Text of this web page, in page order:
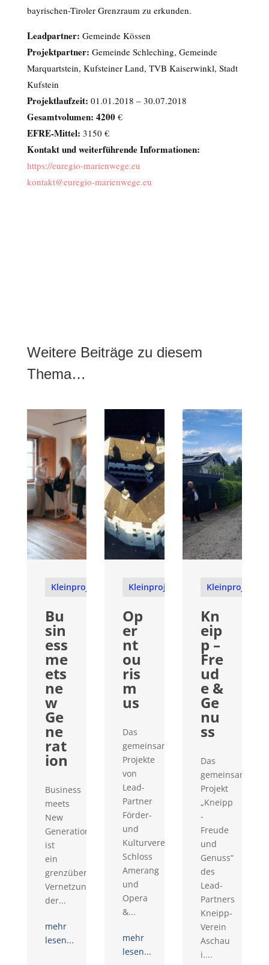
bayrischen-Tiroler Grenzraum zu erkunden.
Leadpartner: Gemeinde Kössen
Projektpartner: Gemeinde Schleching, Gemeinde
Marquartstein, Kufsteiner Land, TVB Kaiserwinkl, Stadt
Kufstein
Projektlaufzeit: 01.01.2018 – 30.07.2018
Gesamtvolumen: 4200 €
EFRE-Mittel: 3150 €
Kontakt und weiterführende Informationen:
https://euregio-marienwege.eu
kontakt@euregio-marienwege.eu
Weitere Beiträge zu diesem
Thema…
Kleinprojekte
Bu
sin
ess
me
ets
ne
w
Ge
ne
rat
ion
Business
meets
New
Generation
ist
ein
grenzüberschreitendes
Vernetzungsprojekt
der...
mehr
lesen...
Kleinprojekte
Op
er
nt
ou
ris
m
us
Das
gemeinsame
Projekte
von
Lead-
Partner
Förder-
und
Kulturverein
Schloss
Amerang
und
Opera
&...
mehr
lesen...
Kleinprojekte
Kn
eip
p –
Fre
ud
e &
Ge
nu
ss
Das
gemeinsame
Projekt
„Kneipp
-
Freude
und
Genuss“
des
Lead-
Partners
Kneipp-
Verein
Aschau
i....